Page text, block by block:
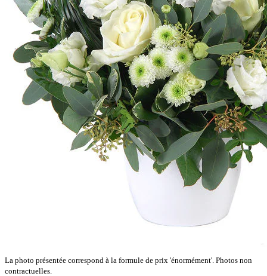
La photo présentée correspond à la formule de prix 'énormément'. Photos non
contractuelles.